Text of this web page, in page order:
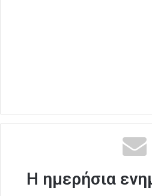
Η ημερήσια